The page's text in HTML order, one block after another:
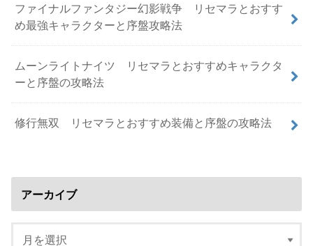
ファイナルファンタジー幻影戦争 リセマラとおすす
め最強キャラクターと序盤攻略法
ムーンライトナイツ リセマラとおすすめキャラクタ
ーと序盤の攻略法
修行無双 リセマラとおすすめ装備と序盤の攻略法
アーカイブ